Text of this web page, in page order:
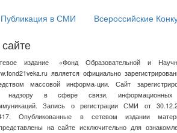
Публикация в СМИ Всероссийские
издание «Фонд Образовательной и
является официально
массовой информа-ции. Сайт
надзору в сфере связи, информационных
Запись о регистрации СМИ от
Опубликованные в сетевом издании
на сайте исключительно для